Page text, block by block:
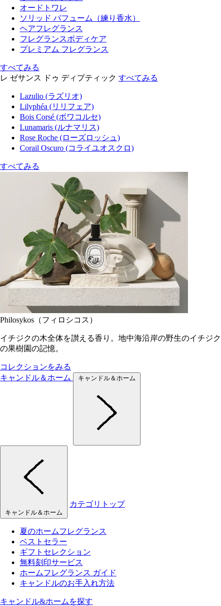
オードトワレ
ソリッド パフューム（練り香水）
ヘアフレグランス
フレグランスボディケア
プレミアム フレグランス
すべてみる
レ ゼサンス ドゥ ディプティック すべてみる
Lazulio (ラズリオ)
Lilyphéa (リリフェア)
Bois Corsé (ボワコルセ)
Lunamaris (ルナマリス)
Rose Roche (ローズロッシュ)
Corail Oscuro (コライユオスクロ)
すべてみる
Philosykos（フィロシコス）
イチジクの木全体を讃える香り。地中海沿岸の野生のイチジク
の果樹園の記憶。
コレクションをみる
キャンドル＆ホーム
キャンドル＆ホーム
キャンドル＆ホーム
カテゴリトップ
夏のホームフレグランス
ベストセラー
ギフトセレクション
無料刻印サービス
ホームフレグランス ガイド
キャンドルのお手入れ方法
キャンドル&ホームを探す